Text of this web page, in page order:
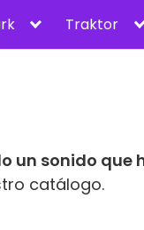
Traktor
un sonido que
catálogo.